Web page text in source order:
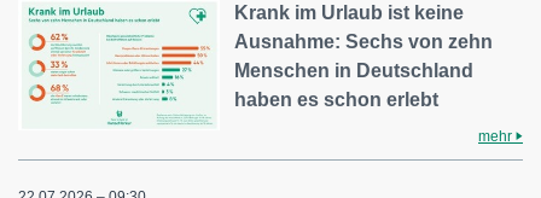
Krank im Urlaub ist keine
Ausnahme: Sechs von zehn
Menschen in Deutschland
haben es schon erlebt
mehr